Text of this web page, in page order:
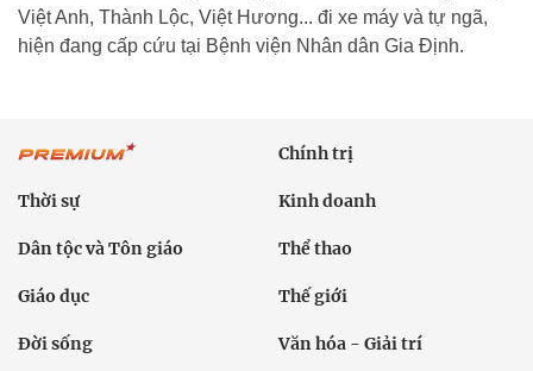
Việt Anh, Thành Lộc, Việt Hương... đi xe máy và tự ngã,
hiện đang cấp cứu tại Bệnh viện Nhân dân Gia Định.
Chính trị
Thời sự Kinh doanh
Dân tộc và Tôn giáo Thể thao
Giáo dục Thế giới
Đời sống Văn hóa - Giải trí